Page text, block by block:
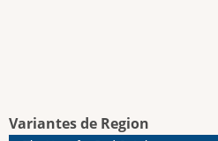
Variantes de Region